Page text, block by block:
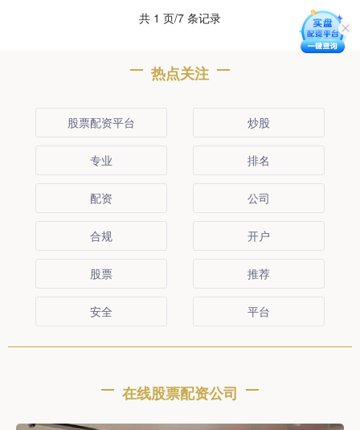
共 1 页/7 条记录
热点关注
股票配资平台 炒股
专业 排名
配资 公司
合规 开户
股票 推荐
安全 平台
在线股票配资公司